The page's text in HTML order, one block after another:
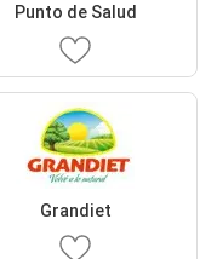
Punto de Salud
Grandiet